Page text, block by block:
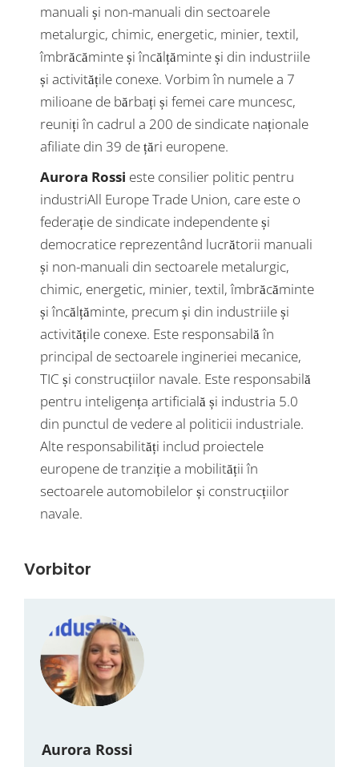
manuali și non-manuali din sectoarele
metalurgic, chimic, energetic, minier, textil,
îmbrăcăminte și încălțăminte și din industriile
și activitățile conexe. Vorbim în numele a 7
milioane de bărbați și femei care muncesc,
reuniți în cadrul a 200 de sindicate naționale
afiliate din 39 de țări europene.
Aurora Rossi este consilier politic pentru
industriAll Europe Trade Union, care este o
federație de sindicate independente și
democratice reprezentând lucrătorii manuali
și non-manuali din sectoarele metalurgic,
chimic, energetic, minier, textil, îmbrăcăminte
și încălțăminte, precum și din industriile și
activitățile conexe. Este responsabilă în
principal de sectoarele ingineriei mecanice,
TIC și construcțiilor navale. Este responsabilă
pentru inteligența artificială și industria 5.0
din punctul de vedere al politicii industriale.
Alte responsabilități includ proiectele
europene de tranziție a mobilității în
sectoarele automobilelor și construcțiilor
navale.
Vorbitor
Aurora Rossi